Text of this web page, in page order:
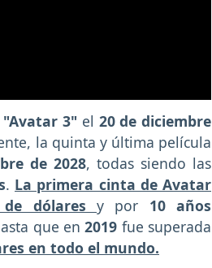
"Avatar 3" el 20 de diciembre
la quinta y última película
de 2028, todas siendo las
. La primera cinta de Avatar
dólares y por 10 años
que en2019 fue superada
en todo el mundo.